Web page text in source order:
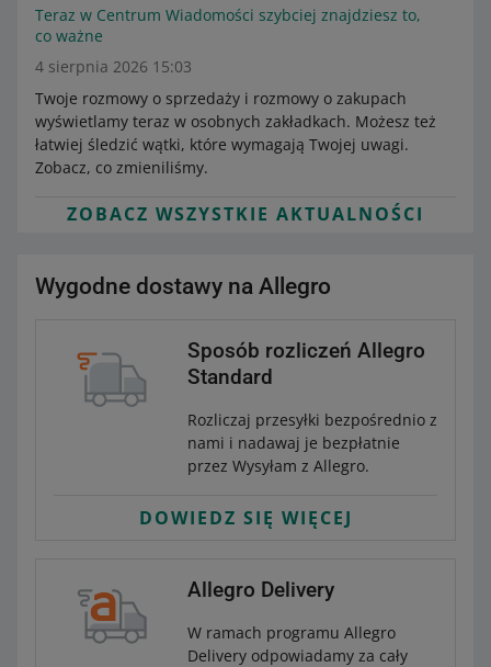
Teraz w Centrum Wiadomości szybciej znajdziesz to,
co ważne
4 sierpnia 2026 15:03
Twoje rozmowy o sprzedaży i rozmowy o zakupach
wyświetlamy teraz w osobnych zakładkach. Możesz też
łatwiej śledzić wątki, które wymagają Twojej uwagi.
Zobacz, co zmieniliśmy.
ZOBACZ WSZYSTKIE AKTUALNOŚCI
Wygodne dostawy na Allegro
Sposób rozliczeń Allegro
Standard
Rozliczaj przesyłki bezpośrednio z
nami i nadawaj je bezpłatnie
przez Wysyłam z Allegro.
DOWIEDZ SIĘ WIĘCEJ
Allegro Delivery
W ramach programu Allegro
Delivery odpowiadamy za cały